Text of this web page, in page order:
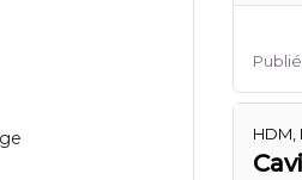
HDM,